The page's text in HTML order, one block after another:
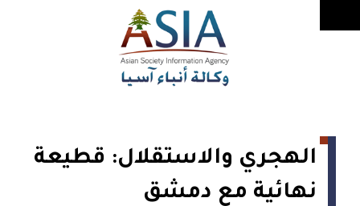
الهجري والاستقلال: قطيعة
نهائية مع دمشق